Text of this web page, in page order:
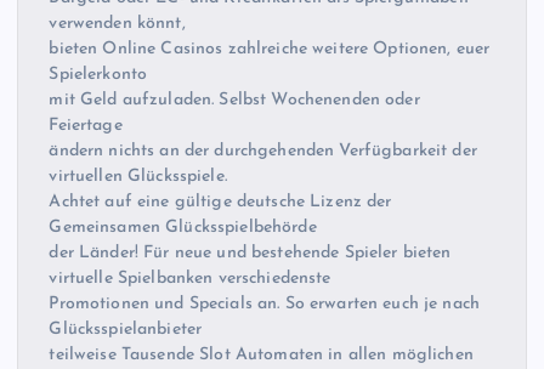
verwenden könnt,
bieten Online Casinos zahlreiche weitere Optionen, euer
Spielerkonto
mit Geld aufzuladen. Selbst Wochenenden oder
Feiertage
ändern nichts an der durchgehenden Verfügbarkeit der
virtuellen Glücksspiele.
Achtet auf eine gültige deutsche Lizenz der
Gemeinsamen Glücksspielbehörde
der Länder! Für neue und bestehende Spieler bieten
virtuelle Spielbanken verschiedenste
Promotionen und Specials an. So erwarten euch je nach
Glücksspielanbieter
teilweise Tausende Slot Automaten in allen möglichen